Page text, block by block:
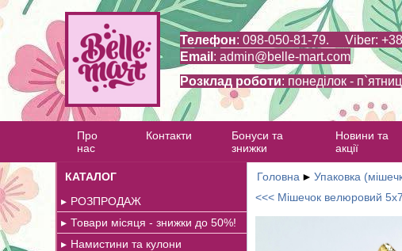
Телефон: 098-050-81-79. Viber:
Email : admin@belle-mart.com
Розклад роботи: понеділок -
Про
нас
Контакти
Бонуси та
знижки
Новини та
акції
КАТАЛОГ
РОЗПРОДАЖ
Товари місяця - знижки до 50%!
Намистини та кулони
Головна ► Упаковка
<<< Мішечок велюровий